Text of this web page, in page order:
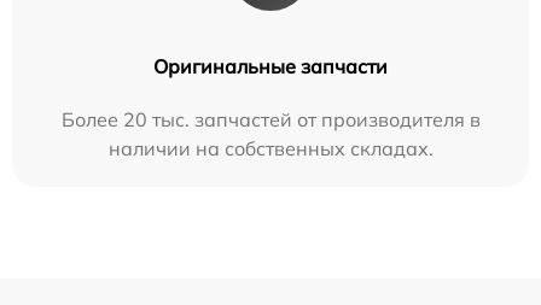
Оригинальные запчасти
Более 20 тыс. запчастей от производителя в
наличии на собственных складах.